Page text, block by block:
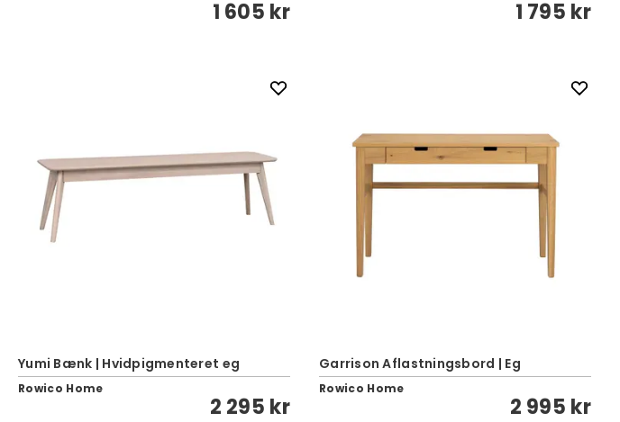
1 605 kr 1 795 kr
Yumi Bænk | Hvidpigmenteret eg
Rowico Home
2 295 kr
Garrison Aflastningsbord | Eg
Rowico Home
2 995 kr